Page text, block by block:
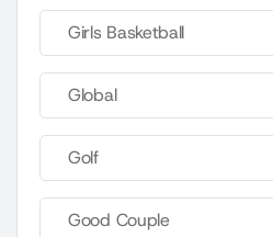
Girls Basketball
Global
Golf
Good Couple